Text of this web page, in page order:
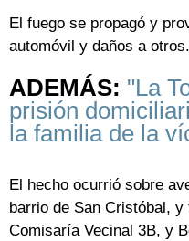
El fuego se propagó y
automóvil y daños a otros.
ADEMÁS: "La
prisión
la familia de la
El hecho ocurrió sobre
barrio de San Cristóbal,
Comisaría Vecinal 3B, y